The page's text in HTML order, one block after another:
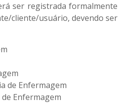
ser registrada formalmente
cliente/usuário, devendo ser
de Enfermagem
Enfermagem